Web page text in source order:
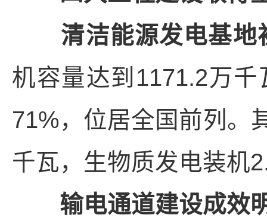
清洁能源发电基地
机容量达到1171.2万
71%，位居全国前列。
千瓦，生物质发电装机
输电通道建设成效